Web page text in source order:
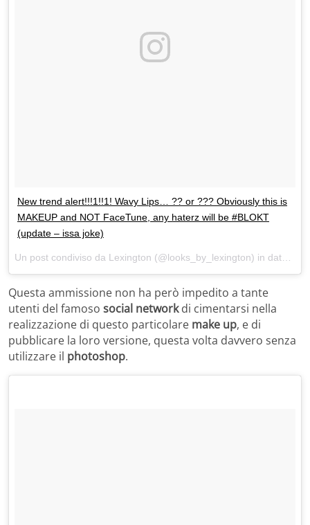
New trend alert!!!1!!1! Wavy Lips… ?? or ??? Obviously this is
MAKEUP and NOT FaceTune, any haterz will be #BLOKT
(update – issa joke)
Questa ammissione non ha però impedito a tante
utenti del famoso social networkdi cimentarsi nella
realizzazione di questo particolare make up, e di
pubblicare la loro versione, questa volta davvero senza
utilizzare il photoshop.